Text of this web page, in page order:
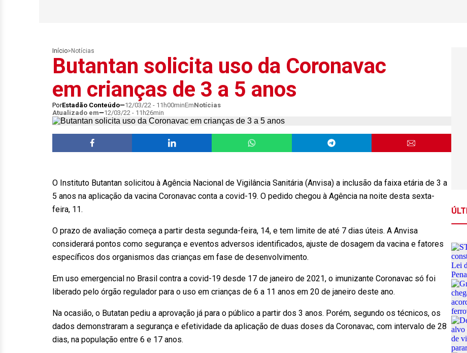
Início> Notícias
Butantan solicita uso da Coronavac
em crianças de 3 a 5 anos
PorEstadão Conteúdo 12/03/22 - 11h00minEmNotícias
Atualizado em
12/03/22 - 11h26min
O Instituto Butantan solicitou à Agência Nacional de Vigilância Sanitária (Anvisa) a inclusão da faixa etária de 3 a
5 anos na aplicação da vacina Coronavac conta a covid-19. O pedido chegou à Agência na noite desta sexta-
feira, 11.
O prazo de avaliação começa a partir desta segunda-feira, 14, e tem limite de até 7 dias úteis. A Anvisa
considerará pontos como segurança e eventos adversos identificados, ajuste de dosagem da vacina e fatores
específicos dos organismos das crianças em fase de desenvolvimento.
Em uso emergencial no Brasil contra a covid-19 desde 17 de janeiro de 2021, o imunizante Coronavac só foi
liberado pelo órgão regulador para o uso em crianças de 6 a 11 anos em 20 de janeiro deste ano.
Na ocasião, o Butatan pediu a aprovação já para o público a partir dos 3 anos. Porém, segundo os técnicos, os
dados demonstraram a segurança e efetividade da aplicação de duas doses da Coronavac, com intervalo de 28
dias, na população entre 6 e 17 anos.